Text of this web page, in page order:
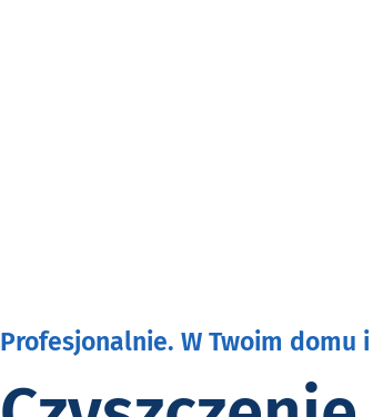
Profesjonalnie. W Twoim domu